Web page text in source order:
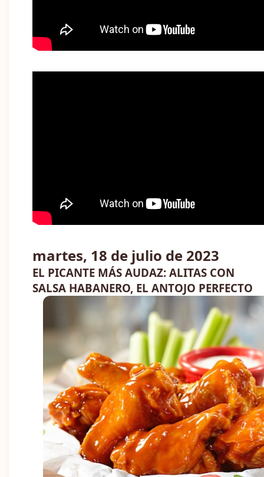
martes, 18 de julio de 2023
EL PICANTE MÁS AUDAZ: ALITAS CON
SALSA HABANERO, EL ANTOJO PERFECTO